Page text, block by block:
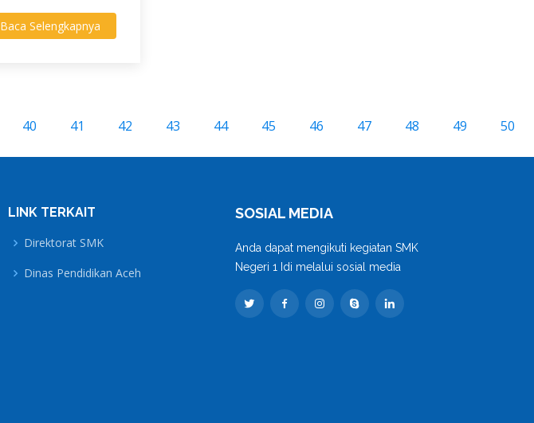
Baca Selengkapnya
40 41 42 43 44 45 46 47 48 49 50
LINK TERKAIT
Direktorat SMK
Dinas Pendidikan Aceh
SOSIAL MEDIA
Anda dapat mengikuti kegiatan SMK
Negeri 1 Idi melalui sosial media